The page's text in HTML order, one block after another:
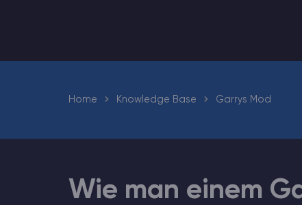
ARK Server Mieten
Home Knowledge Base Garrys Mod
Wie man einem